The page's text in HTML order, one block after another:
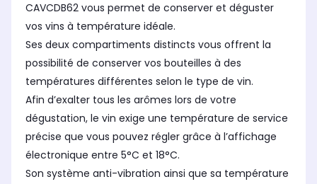
CAVCDB62 vous permet de conserver et déguster
vos vins à température idéale.
Ses deux compartiments distincts vous offrent la
possibilité de conserver vos bouteilles à des
températures différentes selon le type de vin.
Afin d’exalter tous les arômes lors de votre
dégustation, le vin exige une température de service
précise que vous pouvez régler grâce à l’affichage
électronique entre 5°C et 18°C.
Son système anti-vibration ainsi que sa température